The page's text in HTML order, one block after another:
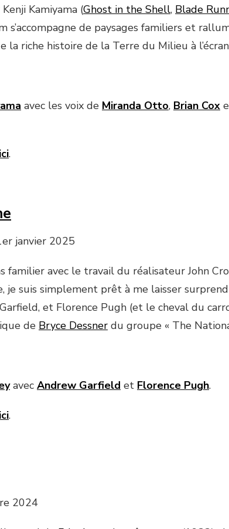
Kamiyama (Ghost in the Shell, Blade
s’accompagne de paysages familiers et
la riche histoire de la Terre du Milieu à
avec les voix de Miranda Otto, Brian Cox
ici.
janvier 2025
familier avec le travail du réalisateur John
je suis simplement prêt à me laisser
et Florence Pugh (et le cheval du
de Bryce Dessnerdu groupe « The
avec Andrew Garfield et Florence Pugh.
.
2024